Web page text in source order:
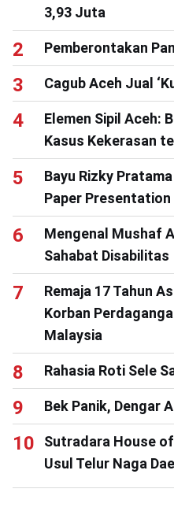
3,93 Juta
Pemberontakan
Cagub Aceh Jual
Elemen Sipil Aceh:
Kasus Kekerasan
Bayu Rizky
Paper Presentation
Mengenal Mushaf
Sahabat Disabilitas
Remaja 17 Tahun
Korban
Malaysia
Rahasia Roti Sele
Bek Panik, Dengar
Sutradara House
Usul Telur Naga